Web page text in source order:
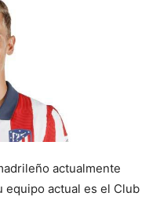
actualmente
equipo actual es el Club